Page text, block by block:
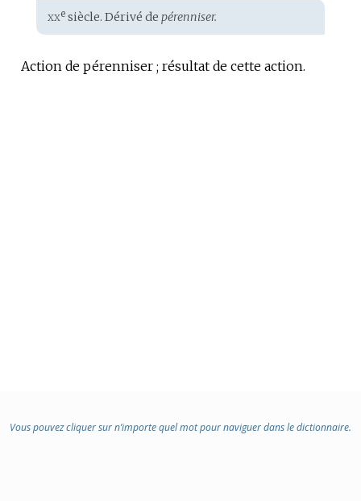
Étymologie
:
xxesiècle. Dérivé de pérenniser.
Action de pérenniser ; résultat de cette action.
Vous pouvez cliquer sur n’importe quel mot pour naviguer dans le dictionnaire.